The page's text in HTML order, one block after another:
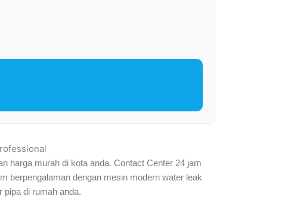
harga murah di kota anda. Contact Center 24 jam
berpengalaman dengan mesin modern water leak
pipa di rumah anda.